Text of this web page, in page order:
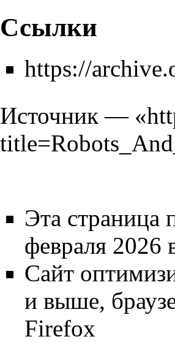
Ссылки
https://
Источник — «
Эта страница
февраля 2026
Сайт
и выше,
Firefox